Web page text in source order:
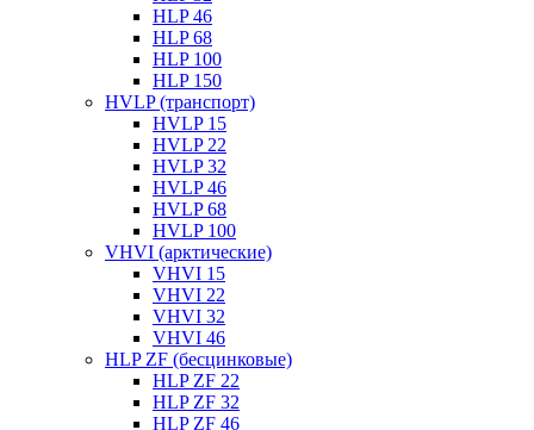
HLP 46
HLP 68
HLP 100
HLP 150
HVLP (транспорт)
HVLP 15
HVLP 22
HVLP 32
HVLP 46
HVLP 68
HVLP 100
VHVI (арктические)
VHVI 15
VHVI 22
VHVI 32
VHVI 46
HLP ZF (бесцинковые)
HLP ZF 22
HLP ZF 32
HLP ZF 46